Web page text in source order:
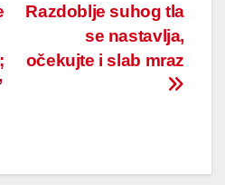
Razdoblje suhog tla
se nastavlja,
očekujte i slab mraz